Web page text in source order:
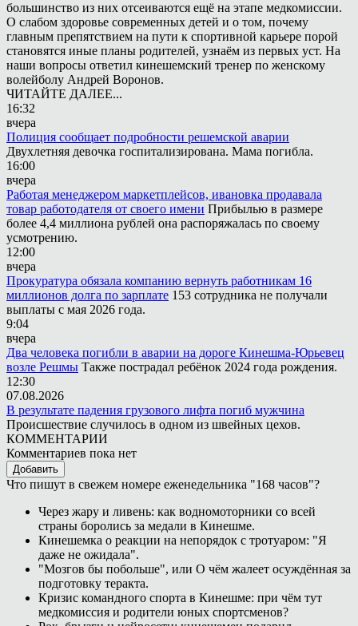
большинство из них отсеиваются ещё на этапе медкомиссии.
О слабом здоровье современных детей и о том, почему
главным препятствием на пути к спортивной карьере порой
становятся иные планы родителей, узнаём из первых уст. На
наши вопросы ответил кинешемский тренер по женскому
волейболу Андрей Воронов.
ЧИТАЙТЕ ДАЛЕЕ...
16:32
вчера
Полиция сообщает подробности решемской аварии
Двухлетняя девочка госпитализирована. Мама погибла.
16:00
вчера
Работая менеджером маркетплейсов, ивановка продавала
товар работодателя от своего имени Прибылью в размере
более 4,4 миллиона рублей она распоряжалась по своему
усмотрению.
12:00
вчера
Прокуратура обязала компанию вернуть работникам 16
миллионов долга по зарплате 153 сотрудника не получали
выплаты с мая 2026 года.
9:04
вчера
Два человека погибли в аварии на дороге Кинешма-Юрьевец
возле Решмы Также пострадал ребёнок 2024 года рождения.
12:30
07.08.2026
В результате падения грузового лифта погиб мужчина
Происшествие случилось в одном из швейных цехов.
КОММЕНТАРИИ
Комментариев пока нет
Добавить
Что пишут в свежем номере еженедельника "168 часов"?
Через жару и ливень: как водномоторники со всей
страны боролись за медали в Кинешме.
Кинешемка о реакции на непорядок с тротуаром: "Я
даже не ожидала".
"Мозгов бы побольше", или О чём жалеет осуждённая за
подготовку теракта.
Кризис командного спорта в Кинешме: при чём тут
медкомиссия и родители юных спортсменов?